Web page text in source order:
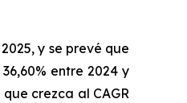
y se prevé que
entre 2024 y
crezca al CAGR